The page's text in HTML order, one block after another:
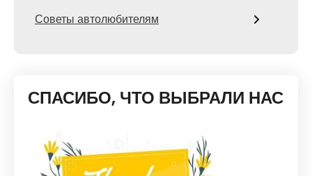
Советы автолюбителям
СПАСИБО, ЧТО ВЫБРАЛИ НАС